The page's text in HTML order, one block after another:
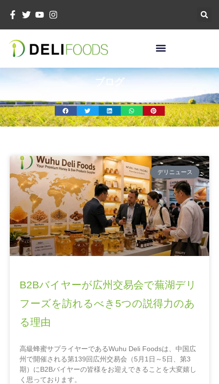
テ
プ
ブログ
デリニュース
B2Bバイヤーが広州交易会で蕪湖デリ
フーズを訪れるべき5つの説得力のあ
る理由
高級蜂蜜サプライヤーであるWuhu Deli Foodsは、中国広
州で開催される第139回広州交易会（5月1日～5日、第3
期）にB2Bバイヤーの皆様をお迎えできることを大変嬉し
く思っております。
ペ
ー
ジ
ペ
ー
ジ
ペ
ー
ジ
ペ
ジ